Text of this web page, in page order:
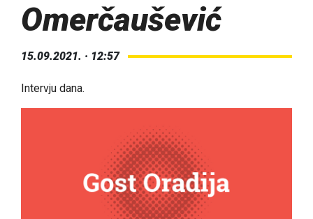
Omerčaušević
15.09.2021. · 12:57
Intervju dana.